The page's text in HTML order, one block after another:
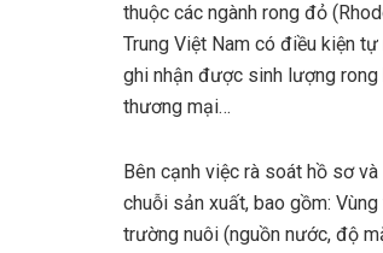
thuộc các ngành rong đỏ
Trung Việt Nam có điều kiện
ghi nhận được sinh lượng
thương mại…
Bên cạnh việc rà soát hồ sơ
chuỗi sản xuất, bao gồm:
trường nuôi (nguồn nước, độ